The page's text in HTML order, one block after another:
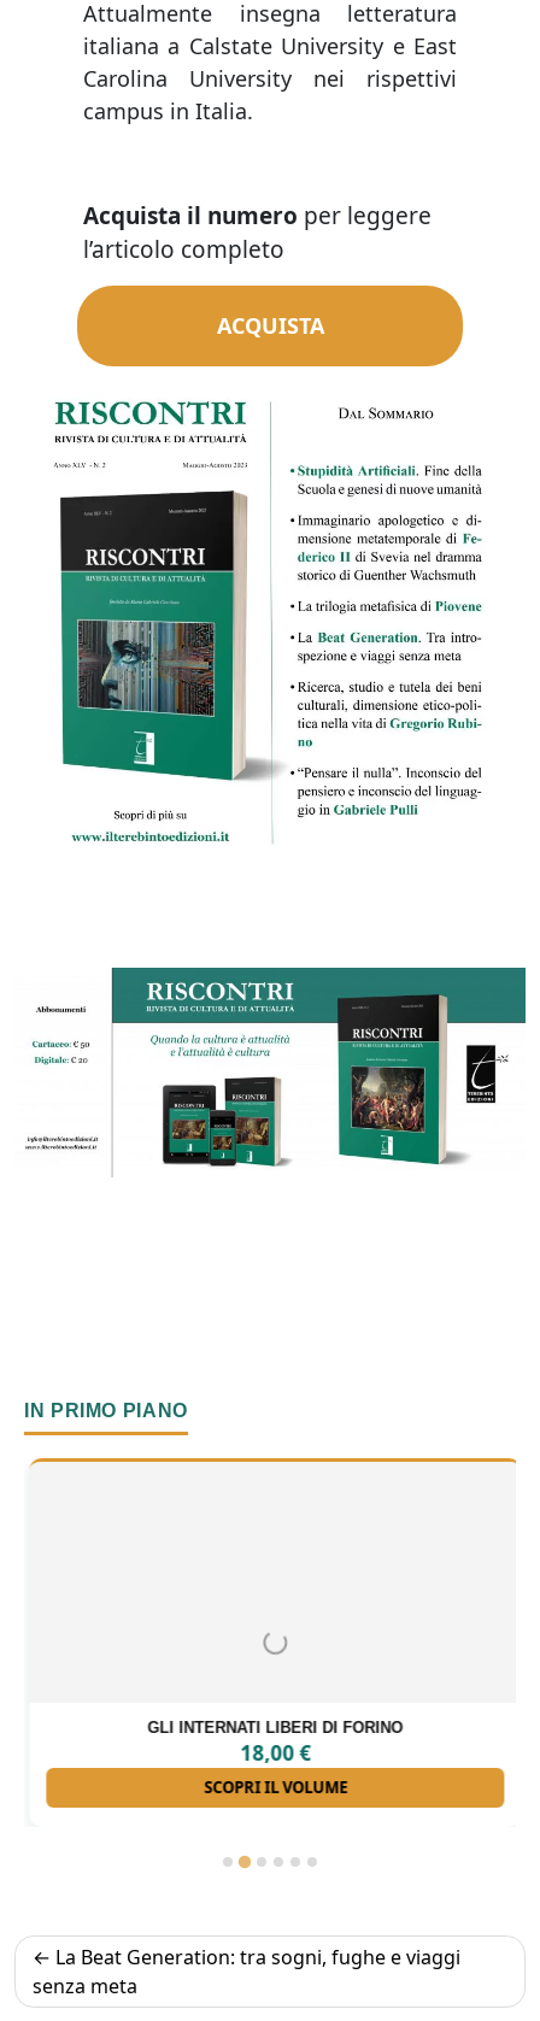
Attualmente insegna letteratura
italiana a Calstate University e East
Carolina University nei rispettivi
campus in Italia.
Acquista il numero per leggere
l’articolo completo
ACQUISTA
IN PRIMO PIANO
GLI INTERNATI LIBERI DI FORINO
18,00€
SCOPRI IL VOLUME
Navigazione
articoli
La Beat Generation: tra sogni, fughe e viaggi
senza meta